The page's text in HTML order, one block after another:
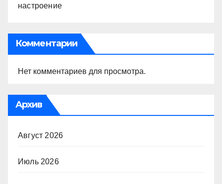
настроение
Комментарии
Нет комментариев для просмотра.
Архив
Август 2026
Июль 2026